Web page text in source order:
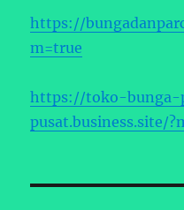
https://
m=true
https://toko-bunga-
pusat.business.site/